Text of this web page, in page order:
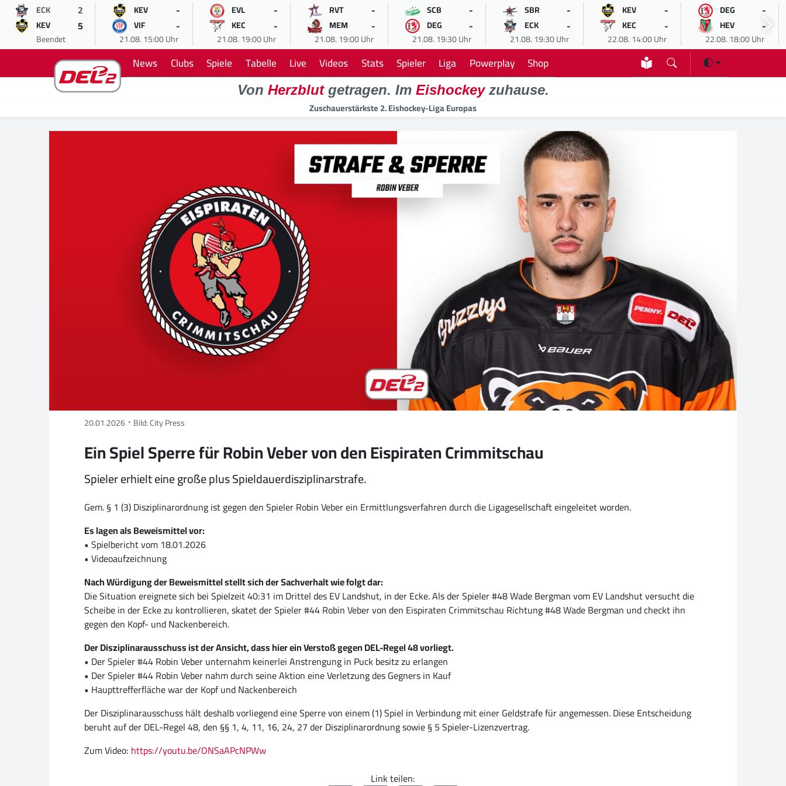
ECK 2
KEV 5
Beendet
KEV -
VIF -
21.08. 15:00 Uhr
EVL -
KEC -
21.08. 19:00 Uhr
RVT -
MEM -
21.08. 19:00 Uhr
SCB -
DEG -
21.08. 19:30 Uhr
SBR -
ECK -
21.08. 19:30 Uhr
KEV -
KEC -
22.08. 14:00 Uhr
DEG -
HEV -
22.08. 18:00 Uhr
News Clubs Spiele Tabelle Live Videos Stats Spieler Liga Powerplay Shop
Von Herzblutgetragen. Im Eishockeyzuhause.
Zuschauerstärkste 2. Eishockey-Liga Europas
20.01.2026 Bild: City Press
Ein Spiel Sperre für Robin Veber von den Eispiraten Crimmitschau
Spieler erhielt eine große plus Spieldauerdisziplinarstrafe.
Gem. § 1 (3) Disziplinarordnung ist gegen den Spieler Robin Veber ein Ermittlungsverfahren durch die Ligagesellschaft eingeleitet worden.
Es lagen als Beweismittel vor:
• Spielbericht vom 18.01.2026
• Videoaufzeichnung
Nach Würdigung der Beweismittel stellt sich der Sachverhalt wie folgt dar:
Die Situation ereignete sich bei Spielzeit 40:31 im Drittel des EV Landshut, in der Ecke. Als der Spieler #48 Wade Bergman vom EV Landshut versucht die
Scheibe in der Ecke zu kontrollieren, skatet der Spieler #44 Robin Veber von den Eispiraten Crimmitschau Richtung #48 Wade Bergman und checkt ihn
gegen den Kopf- und Nackenbereich.
Der Disziplinarausschuss ist der Ansicht, dass hier ein Verstoß gegen DEL-Regel 48 vorliegt.
• Der Spieler #44 Robin Veber unternahm keinerlei Anstrengung in Puck besitz zu erlangen
• Der Spieler #44 Robin Veber nahm durch seine Aktion eine Verletzung des Gegners in Kauf
• Haupttrefferfläche war der Kopf und Nackenbereich
Der Disziplinarausschuss hält deshalb vorliegend eine Sperre von einem (1) Spiel in Verbindung mit einer Geldstrafe für angemessen. Diese Entscheidung
beruht auf der DEL-Regel 48, den §§ 1, 4, 11, 16, 24, 27 der Disziplinarordnung sowie § 5 Spieler-Lizenzvertrag.
Zum Video: https://youtu.be/ONSaAPcNPWw
Link teilen: